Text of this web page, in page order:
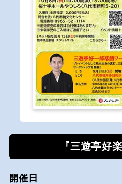
『三遊亭好
開催日